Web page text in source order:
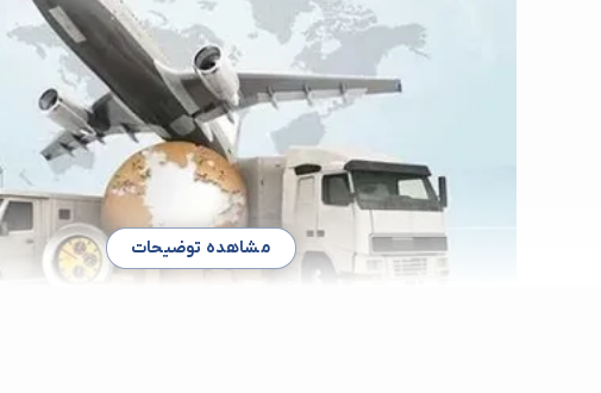
مشاهده توضیحات